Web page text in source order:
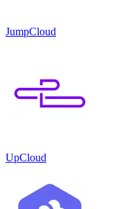
JumpCloud
UpCloud